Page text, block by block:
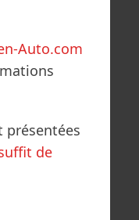
Auto.com
présentées
de